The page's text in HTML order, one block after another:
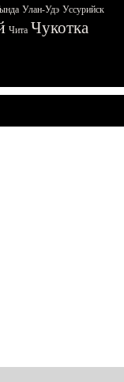
Улан-Удэ Уссурийск
Чита Чукотка